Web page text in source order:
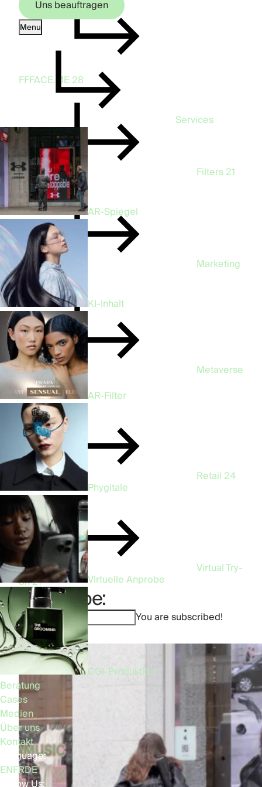
Uns beauftragen
Uns beauftragen
Menu
Services
AR-Spiegel
KI-Inhalt
AR-Filter
Phygitale
Virtuelle Anprobe
CGI-Produktion
Beratung
Cases
Medien
Über uns
Kontakt
Language:
ENFRDE
FFFACE.ME28
Filters21
Marketing
47
Metaverse
3
Retail24
Virtual Try-
on21
Subscribe:
You are subscribed!